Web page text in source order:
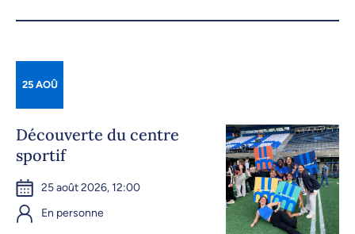
25 AOÛ
Découverte du centre
sportif
25 août 2026, 12:00
En personne